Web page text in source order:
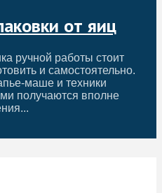
от яиц
ручной работы стоит
и самостоятельно.
маше и техники
получаются вполне